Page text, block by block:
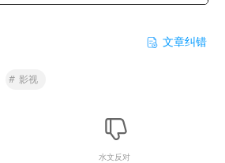
文章纠错
# 影视
水文反对